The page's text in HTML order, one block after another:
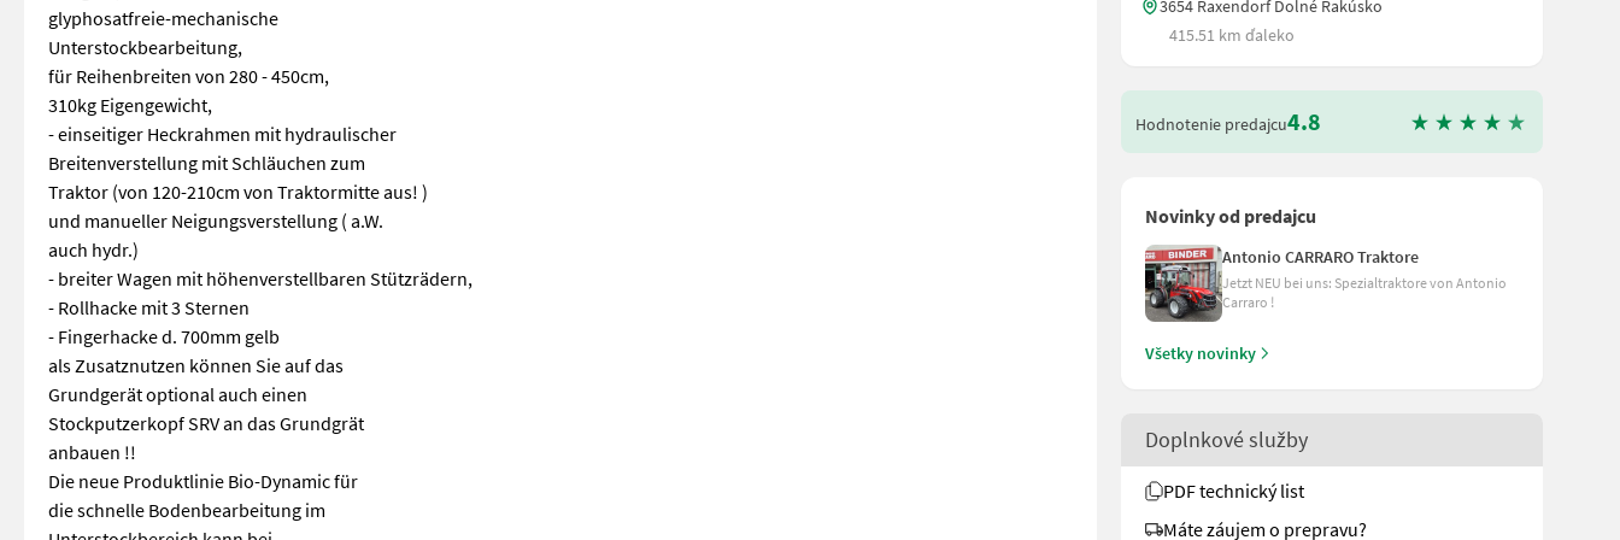
glyphosatfreie-mechanische
Unterstockbearbeitung,
für Reihenbreiten von 280 - 450cm,
310kg Eigengewicht,
- einseitiger Heckrahmen mit hydraulischer
Breitenverstellung mit Schläuchen zum
Traktor (von 120-210cm von Traktormitte aus! )
und manueller Neigungsverstellung ( a.W.
auch hydr.)
- breiter Wagen mit höhenverstellbaren Stützrädern,
- Rollhacke mit 3 Sternen
- Fingerhacke d. 700mm gelb
als Zusatznutzen können Sie auf das
Grundgerät optional auch einen
Stockputzerkopf SRV an das Grundgrät
anbauen !!
Die neue Produktlinie Bio-Dynamic für
die schnelle Bodenbearbeitung im
3654 Raxendorf Dolné Rakúsko
415.51 km ďaleko
Hodnotenie predajcu4.8
Novinky od predajcu
Antonio CARRARO Traktore
Jetzt NEU bei uns: Spezialtraktore von Antonio
Carraro !
Všetky novinky
Doplnkové služby
PDF technický list
Máte záujem o prepravu?